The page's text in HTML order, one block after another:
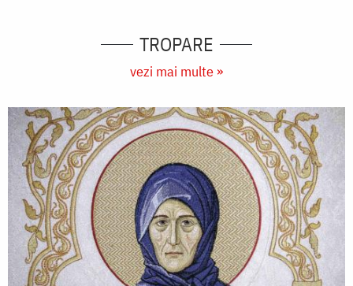
TROPARE
vezi mai multe »